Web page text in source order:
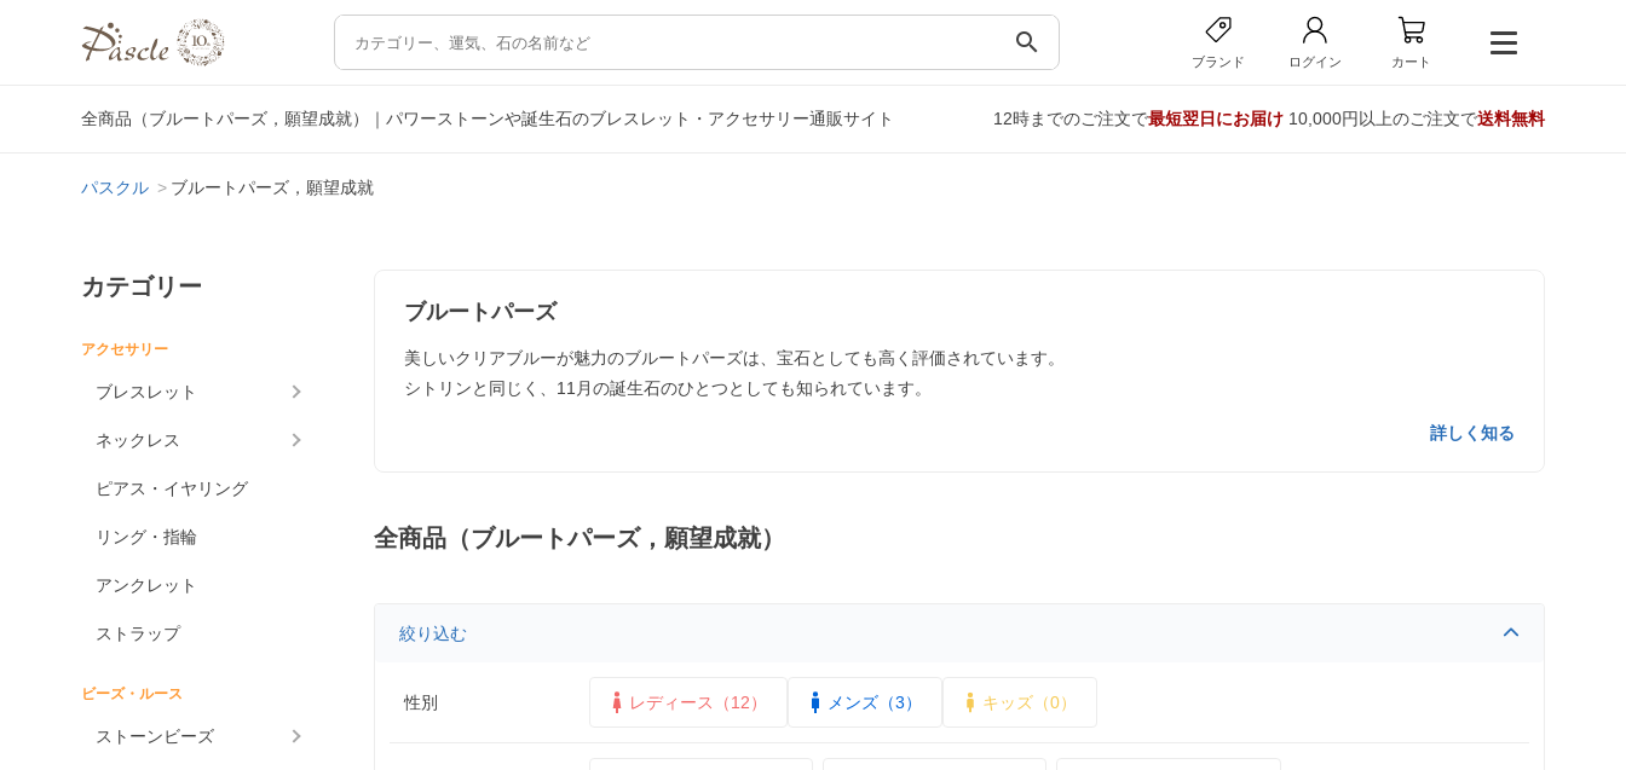
search
ブランド ログイン カート
全商品（ブルートパーズ，願望成就）｜パワーストーンや誕生石のブレスレット・アクセサリー通販サイト 12時までのご注文で最短翌日にお届け10,000円以上のご注文で送料無料
パスクル ブルートパーズ，願望成就
カテゴリー
アクセサリー
ブレスレット
ネックレス
ピアス・イヤリング
リング・指輪
アンクレット
ストラップ
ビーズ・ルース
ストーンビーズ
ブルートパーズ
美しいクリアブルーが魅力のブルートパーズは、宝石としても高く評価されています。
シトリンと同じく、11月の誕生石のひとつとしても知られています。
詳しく知る
全商品（ブルートパーズ，願望成就）
絞り込む
性別 レディース（12） メンズ（3） キッズ（0）